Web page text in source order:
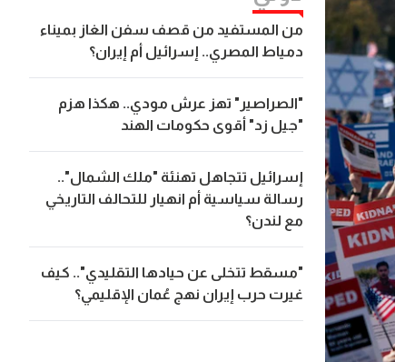
من المستفيد من قصف سفن الغاز بميناء
دمياط المصري.. إسرائيل أم إيران؟
"الصراصير" تهز عرش مودي.. هكذا هزم
"جيل زد" أقوى حكومات الهند
إسرائيل تتجاهل تهنئة "ملك الشمال"..
رسالة سياسية أم انهيار للتحالف التاريخي
مع لندن؟
"مسقط تتخلى عن حيادها التقليدي".. كيف
غيرت حرب إيران نهج عُمان الإقليمي؟